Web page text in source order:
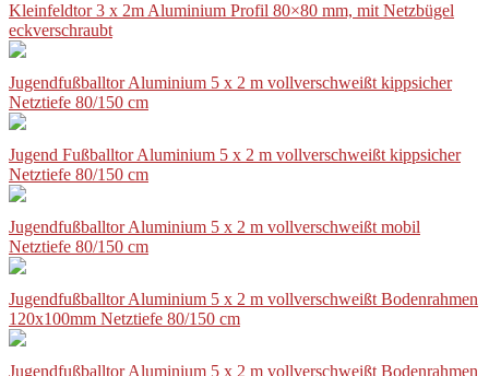
Kleinfeldtor 3 x 2m Aluminium Profil 80×80 mm, mit Netzbügel
eckverschraubt
Jugendfußballtor Aluminium 5 x 2 m vollverschweißt kippsicher
Netztiefe 80/150 cm
Jugend Fußballtor Aluminium 5 x 2 m vollverschweißt kippsicher
Netztiefe 80/150 cm
Jugendfußballtor Aluminium 5 x 2 m vollverschweißt mobil
Netztiefe 80/150 cm
Jugendfußballtor Aluminium 5 x 2 m vollverschweißt Bodenrahmen
120x100mm Netztiefe 80/150 cm
Jugendfußballtor Aluminium 5 x 2 m vollverschweißt Bodenrahmen